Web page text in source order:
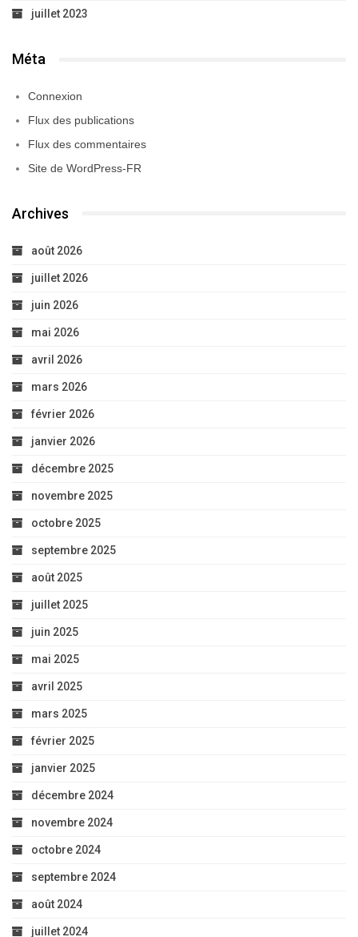
juillet 2023
Méta
Connexion
Flux des publications
Flux des commentaires
Site de WordPress-FR
Archives
août 2026
juillet 2026
juin 2026
mai 2026
avril 2026
mars 2026
février 2026
janvier 2026
décembre 2025
novembre 2025
octobre 2025
septembre 2025
août 2025
juillet 2025
juin 2025
mai 2025
avril 2025
mars 2025
février 2025
janvier 2025
décembre 2024
novembre 2024
octobre 2024
septembre 2024
août 2024
juillet 2024